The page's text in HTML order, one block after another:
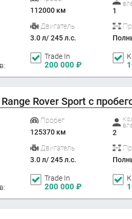
112000 км
1
Двигатель
3.0 л/ 245 л.с.
Trade In
200 000 ₽
Rover Sport с
Пробег
125370 км
2
Двигатель
3.0 л/ 245 л.с.
Trade In
200 000 ₽